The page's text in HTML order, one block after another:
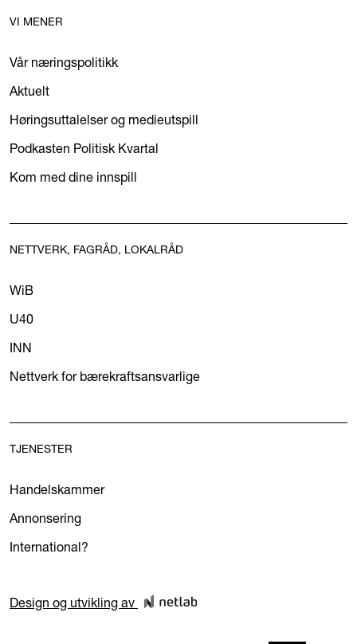
VI MENER
Vår næringspolitikk
Aktuelt
Høringsuttalelser og medieutspill
Podkasten Politisk Kvartal
Kom med dine innspill
NETTVERK, FAGRÅD, LOKALRÅD
WiB
U40
INN
Nettverk for bærekraftsansvarlige
TJENESTER
Handelskammer
Annonsering
International?
Design og utvikling av